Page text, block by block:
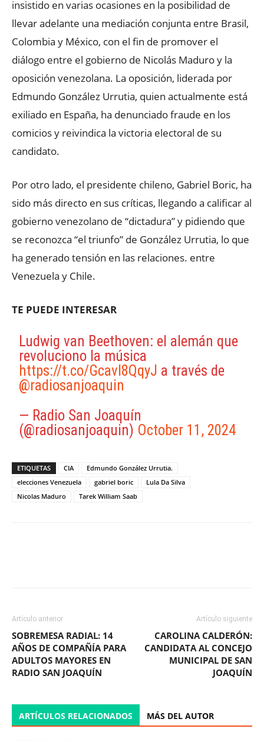
insistido en varias ocasiones en la posibilidad de
llevar adelante una mediación conjunta entre Brasil,
Colombia y México, con el fin de promover el
diálogo entre el gobierno de Nicolás Maduro y la
oposición venezolana. La oposición, liderada por
Edmundo González Urrutia, quien actualmente está
exiliado en España, ha denunciado fraude en los
comicios y reivindica la victoria electoral de su
candidato.
Por otro lado, el presidente chileno, Gabriel Boric, ha
sido más directo en sus críticas, llegando a calificar al
gobierno venezolano de “dictadura” y pidiendo que
se reconozca “el triunfo” de González Urrutia, lo que
ha generado tensión en las relaciones. entre
Venezuela y Chile.
TE PUEDE INTERESAR
Ludwig van Beethoven: el alemán que
revoluciono la música
https://t.co/Gcavl8QqyJ a través de
@radiosanjoaquin
— Radio San Joaquín
(@radiosanjoaquin) October 11, 2024
ETIQUETAS CIA
Edmundo González Urrutia.
elecciones Venezuela
gabriel boric
Lula Da Silva
Nicolas Maduro
Tarek William Saab
Artículo anterior
SOBREMESA RADIAL: 14
AÑOS DE COMPAÑÍA PARA
ADULTOS MAYORES EN
RADIO SAN JOAQUÍN
Artículo siguiente
CAROLINA CALDERÓN:
CANDIDATA AL CONCEJO
MUNICIPAL DE SAN
JOAQUÍN
ARTÍCULOS RELACIONADOS MÁS DEL AUTOR